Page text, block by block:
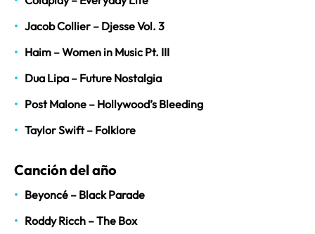
Jacob Collier – Djesse Vol. 3
Haim – Women in Music Pt. III
Dua Lipa – Future Nostalgia
Post Malone – Hollywood’s Bleeding
Taylor Swift – Folklore
Canción del año
Beyoncé – Black Parade
Roddy Ricch – The Box